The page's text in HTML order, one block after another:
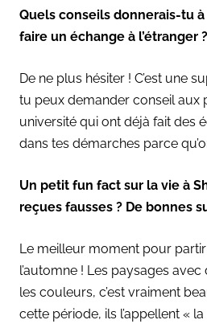
Quels conseils donnerais-tu
faire un échange à l’étranger ?
De ne plus hésiter ! C’est une
tu peux demander conseil aux
université qui ont déjà fait des
dans tes démarches parce
Un petit fun fact sur la vie à
reçues fausses ? De bonnes
Le meilleur moment pour partir
l’automne ! Les paysages
les couleurs, c’est vraiment
cette période, ils l’appellent «